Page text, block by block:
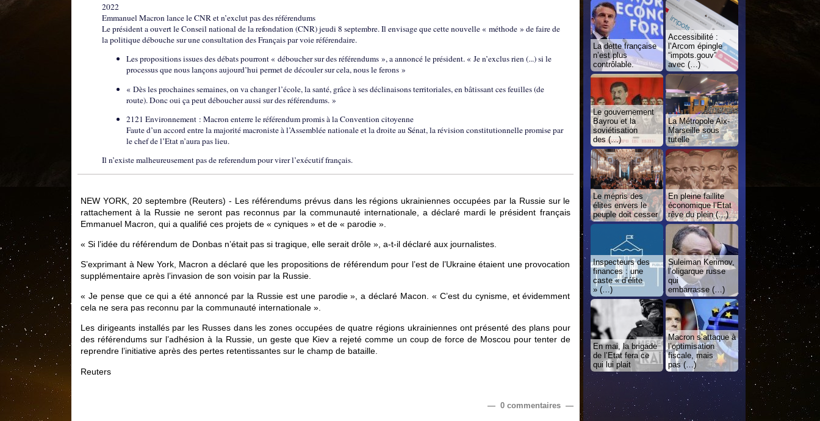
2022
Emmanuel Macron lance le CNR et n’exclut pas des référendums
Le président a ouvert le Conseil national de la refondation (CNR) jeudi 8 septembre. Il envisage que cette nouvelle « méthode » de faire de
la politique débouche sur une consultation des Français par voie référendaire.
Les propositions issues des débats pourront « déboucher sur des référendums », a annoncé le président. « Je n’exclus rien (...) si le
processus que nous lançons aujourd’hui permet de découler sur cela, nous le ferons »
« Dès les prochaines semaines, on va changer l’école, la santé, grâce à ses déclinaisons territoriales, en bâtissant ces feuilles (de
route). Donc oui ça peut déboucher aussi sur des référendums. »
2121 Environnement : Macron enterre le référendum promis à la Convention citoyenne
Faute d’un accord entre la majorité macroniste à l’Assemblée nationale et la droite au Sénat, la révision constitutionnelle promise par
le chef de l’Etat n’aura pas lieu.
Il n’existe malheureusement pas de referendum pour virer l’exécutif français.
NEW YORK, 20 septembre (Reuters) - Les référendums prévus dans les régions ukrainiennes occupées par la Russie sur le
rattachement à la Russie ne seront pas reconnus par la communauté internationale, a déclaré mardi le président français
Emmanuel Macron, qui a qualifié ces projets de « cyniques » et de « parodie ».
« Si l’idée du référendum de Donbas n’était pas si tragique, elle serait drôle », a-t-il déclaré aux journalistes.
S’exprimant à New York, Macron a déclaré que les propositions de référendum pour l’est de l’Ukraine étaient une provocation
supplémentaire après l’invasion de son voisin par la Russie.
« Je pense que ce qui a été annoncé par la Russie est une parodie », a déclaré Macon. « C’est du cynisme, et évidemment
cela ne sera pas reconnu par la communauté internationale ».
Les dirigeants installés par les Russes dans les zones occupées de quatre régions ukrainiennes ont présenté des plans pour
des référendums sur l’adhésion à la Russie, un geste que Kiev a rejeté comme un coup de force de Moscou pour tenter de
reprendre l’initiative après des pertes retentissantes sur le champ de bataille.
Reuters
— 0 commentaires —
La dette française
n’est plus
contrôlable.
Accessibilité :
l’Arcom épingle
“impots.gouv”
avec (…)
Le gouvernement
Bayrou et la
soviétisation
des (…)
La Métropole Aix-
Marseille sous
tutelle
Le mépris des
élites envers le
peuple doit cesser
En pleine faillite
économique l’Etat
rêve du plein (…)
Inspecteurs des
finances : une
caste « d’élite
» (…)
Suleiman Kerimov,
l’oligarque russe
qui
embarrasse (…)
En mai, la brigade
de l’Etat fera ce
qui lui plait
Macron s’attaque à
l’optimisation
fiscale, mais
pas (…)